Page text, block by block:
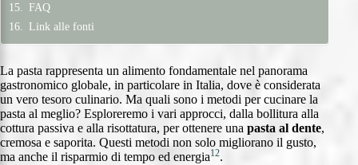
FAQ
Link alle fonti
La pasta rappresenta un alimento fondamentale nel panorama
gastronomico globale, in particolare in Italia, dove è considerata
un vero tesoro culinario. Ma quali sono i metodi per cucinare la
pasta al meglio? Esploreremo i vari approcci, dalla bollitura alla
cottura passiva e alla risottatura, per ottenere una pasta al dente,
cremosa e saporita. Questi metodi non solo migliorano il gusto,
ma anche il risparmio di tempo ed energia12.